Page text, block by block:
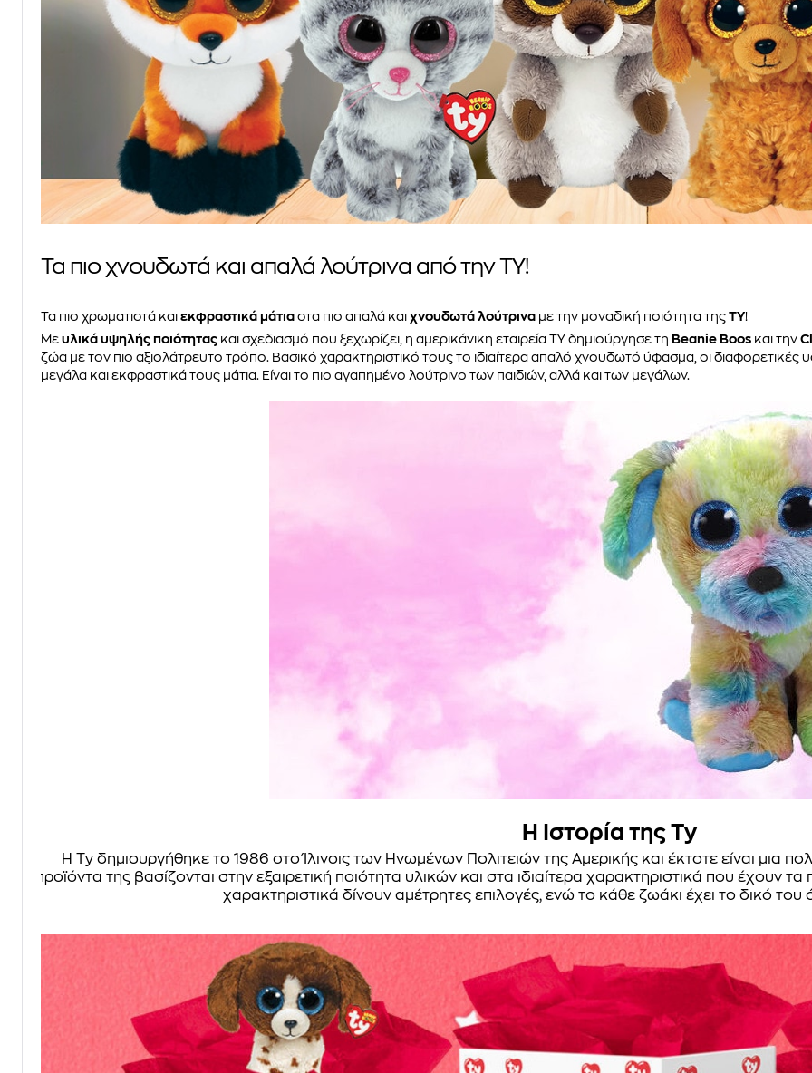
Τα πιο χνουδωτά και απαλά λούτρινα από την TY!
Τα πιο χρωματιστά και εκφραστικά μάτια στα πιο απαλά και χνουδωτά λούτρινα με την μοναδική ποιότητα της TY!
Με υλικά υψηλής ποιότητας και σχεδιασμό που ξεχωρίζει, η αμερικάνικη εταιρεία TY δημιούργησε τη Beanie Boos και την
ζώα με τον πιο αξιολάτρευτο τρόπο. Βασικό χαρακτηριστικό τους το ιδιαίτερα απαλό χνουδωτό ύφασμα, οι
μεγάλα και εκφραστικά τους μάτια. Είναι το πιο αγαπημένο λούτρινο των παιδιών, αλλά και των μεγάλων.
Η Ιστορία της Ty
Η Ty δημιουργήθηκε το 1986 στο Ίλινοις των Ηνωμένων Πολιτειών της Αμερικής και έκτοτε είναι μια
προϊόντα της βασίζονται στην εξαιρετική ποιότητα υλικών και στα ιδιαίτερα χαρακτηριστικά που έχουν
χαρακτηριστικά δίνουν αμέτρητες επιλογές, ενώ το κάθε ζωάκι έχει το δικό